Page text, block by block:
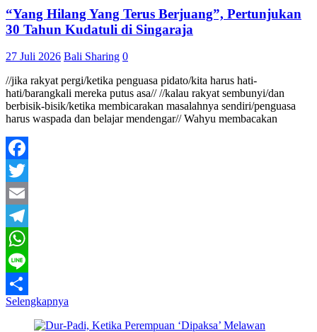
“Yang Hilang Yang Terus Berjuang”, Pertunjukan
30 Tahun Kudatuli di Singaraja
27 Juli 2026 Bali Sharing 0
//jika rakyat pergi/ketika penguasa pidato/kita harus hati-
hati/barangkali mereka putus asa// //kalau rakyat sembunyi/dan
berbisik-bisik/ketika membicarakan masalahnya sendiri/penguasa
harus waspada dan belajar mendengar// Wahyu membacakan
Facebook
Twitter
Email
Telegram
WhatsApp
Line
Share
Selengkapnya